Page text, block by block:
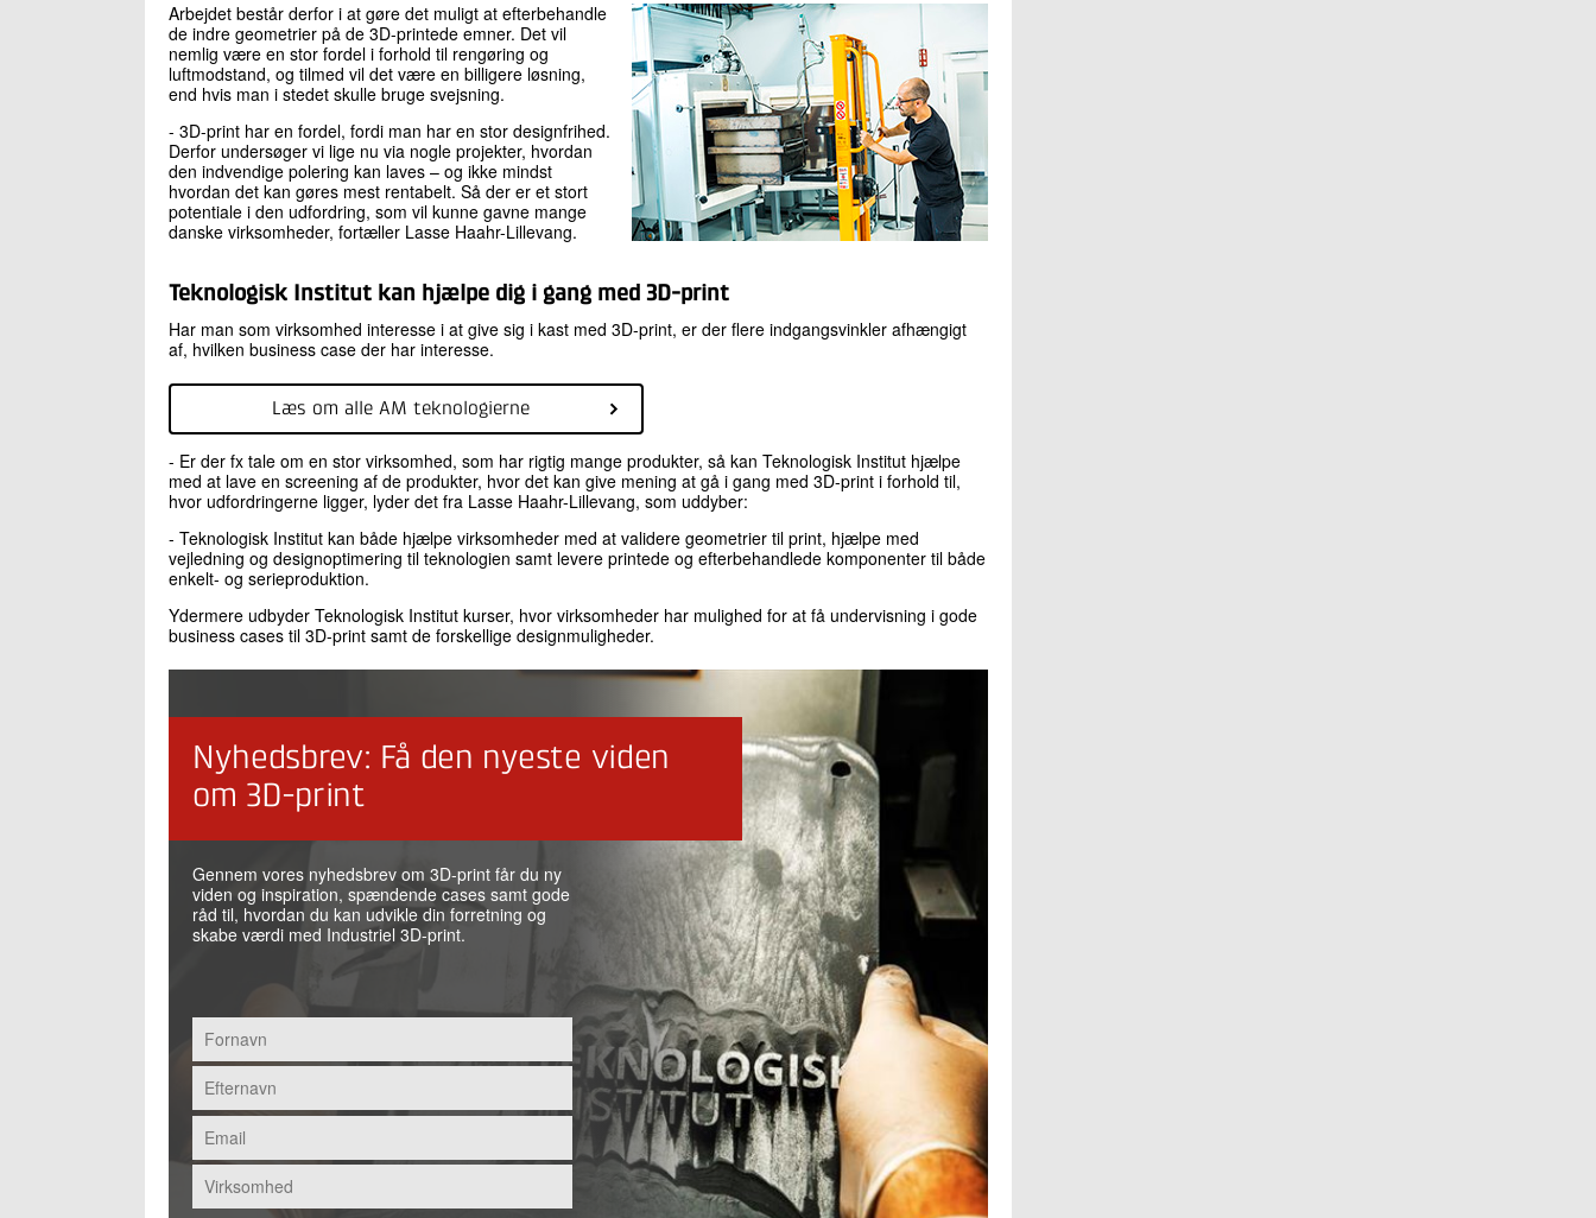
Arbejdet består derfor i at gøre det muligt at efterbehandle
de indre geometrier på de 3D-printede emner. Det vil
nemlig være en stor fordel i forhold til rengøring og
luftmodstand, og tilmed vil det være en billigere løsning,
end hvis man i stedet skulle bruge svejsning.
- 3D-print har en fordel, fordi man har en stor designfrihed.
Derfor undersøger vi lige nu via nogle projekter, hvordan
den indvendige polering kan laves – og ikke mindst
hvordan det kan gøres mest rentabelt. Så der er et stort
potentiale i den udfordring, som vil kunne gavne mange
danske virksomheder, fortæller Lasse Haahr-Lillevang.
Teknologisk Institut kan hjælpe dig i gang med 3D-print
Har man som virksomhed interesse i at give sig i kast med 3D-print, er der flere indgangsvinkler afhængigt
af, hvilken business case der har interesse.
Læs om alle AM teknologierne
- Er der fx tale om en stor virksomhed, som har rigtig mange produkter, så kan Teknologisk Institut hjælpe
med at lave en screening af de produkter, hvor det kan give mening at gå i gang med 3D-print i forhold til,
hvor udfordringerne ligger, lyder det fra Lasse Haahr-Lillevang, som uddyber:
- Teknologisk Institut kan både hjælpe virksomheder med at validere geometrier til print, hjælpe med
vejledning og designoptimering til teknologien samt levere printede og efterbehandlede komponenter til både
enkelt- og serieproduktion.
Ydermere udbyder Teknologisk Institut kurser, hvor virksomheder har mulighed for at få undervisning i gode
business cases til 3D-print samt de forskellige designmuligheder.
Nyhedsbrev: Få den nyeste viden
om 3D-print
Gennem vores nyhedsbrev om 3D-print får du ny
viden og inspiration, spændende cases samt gode
råd til, hvordan du kan udvikle din forretning og
skabe værdi med Industriel 3D-print.